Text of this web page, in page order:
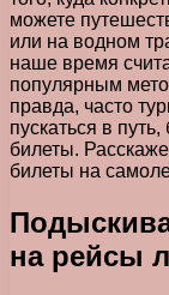
можете
или на водном
наше время
популярным
правда, часто
пускаться в
билеты.
билеты на
на рейсы